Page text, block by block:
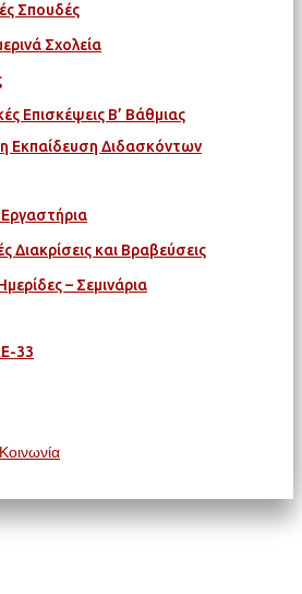
Σπουδές
Σχολεία
Επισκέψεις Β’ Βάθμιας
Εκπαίδευση Διδασκόντων
Διακρίσεις και Βραβεύσεις
– Σεμινάρια
33